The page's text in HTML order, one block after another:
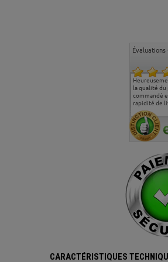
Évaluations
la qualité
commandé
rapidité de
CARACTÉRISTIQUES